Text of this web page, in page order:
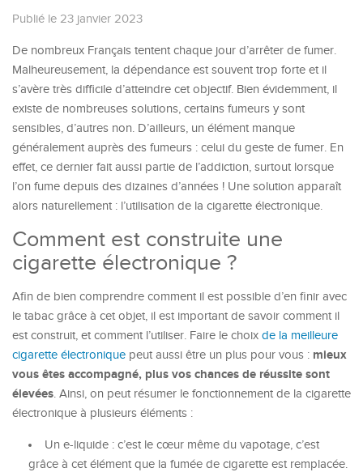
Publié le 23 janvier 2023
De nombreux Français tentent chaque jour d’arrêter de fumer.
Malheureusement, la dépendance est souvent trop forte et il
s’avère très difficile d’atteindre cet objectif. Bien évidemment, il
existe de nombreuses solutions, certains fumeurs y sont
sensibles, d’autres non. D’ailleurs, un élément manque
généralement auprès des fumeurs : celui du geste de fumer. En
effet, ce dernier fait aussi partie de l’addiction, surtout lorsque
l’on fume depuis des dizaines d’années ! Une solution apparaît
alors naturellement : l’utilisation de la cigarette électronique.
Comment est construite une
cigarette électronique ?
Afin de bien comprendre comment il est possible d’en finir avec
le tabac grâce à cet objet, il est important de savoir comment il
est construit, et comment l’utiliser. Faire le choix de la meilleure
cigarette électronique peut aussi être un plus pour vous : mieux
vous êtes accompagné, plus vos chances de réussite sont
élevées. Ainsi, on peut résumer le fonctionnement de la cigarette
électronique à plusieurs éléments :
Un e-liquide : c’est le cœur même du vapotage, c’est
grâce à cet élément que la fumée de cigarette est remplacée.